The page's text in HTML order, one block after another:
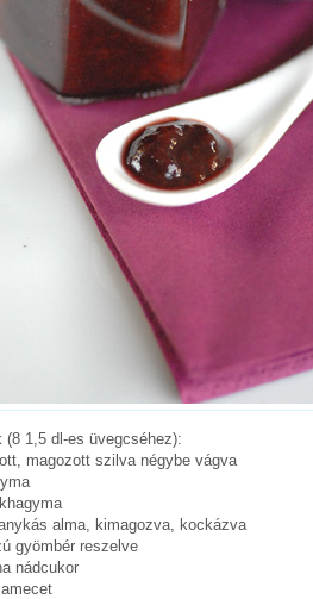
(8 1,5 dl-es üvegcséhez):
magozott szilva négybe vágva
alma, kimagozva, kockázva
gyömbér reszelve
nádcukor